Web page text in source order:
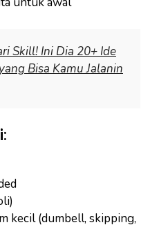
Skill! Ini Dia 20+ Ide
Bisa Kamu Jalanin
kecil (dumbell, skipping,